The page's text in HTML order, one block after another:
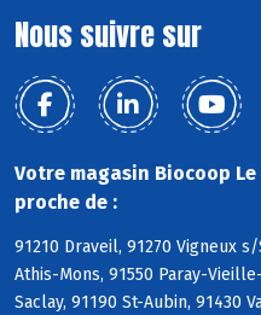
Nous suivre sur
Votre magasin Biocoop
proche de :
91210 Draveil, 91270 Vigneux
Athis-Mons, 91550 Paray-
Saclay, 91190 St-Aubin, 91430